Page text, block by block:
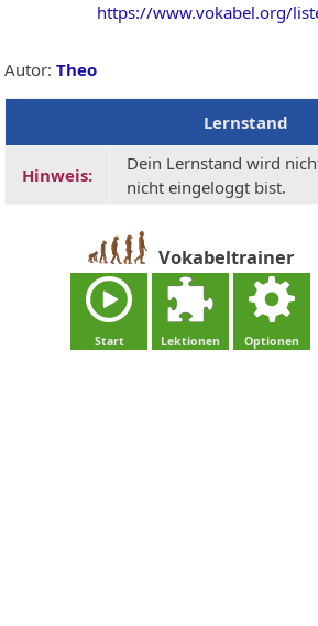
https://www.vokabel.org/
Autor:Theo
Lernstand
Hinweis:
Dein Lernstand wird
nicht eingeloggt bist.
Vokabeltrainer
Start Lektionen Optionen